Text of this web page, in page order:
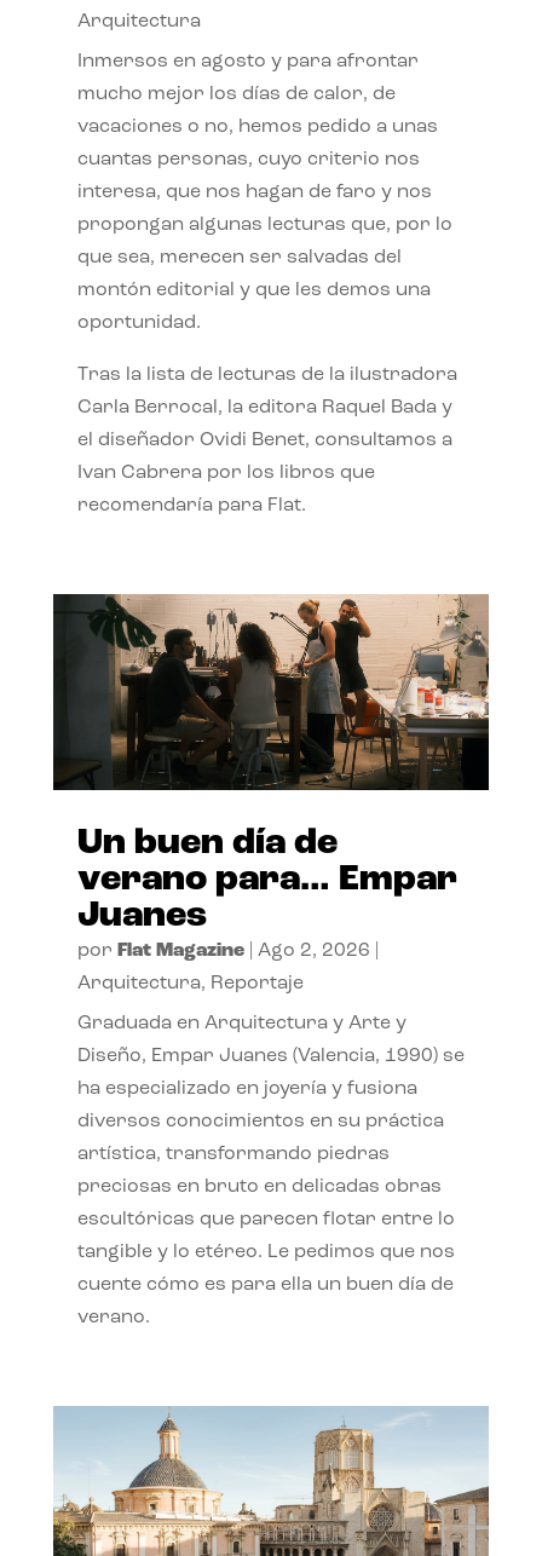
Arquitectura
Inmersos en agosto y para afrontar
mucho mejor los días de calor, de
vacaciones o no, hemos pedido a unas
cuantas personas, cuyo criterio nos
interesa, que nos hagan de faro y nos
propongan algunas lecturas que, por lo
que sea, merecen ser salvadas del
montón editorial y que les demos una
oportunidad.
Tras la lista de lecturas de la ilustradora
Carla Berrocal, la editora Raquel Bada y
el diseñador Ovidi Benet, consultamos a
Ivan Cabrera por los libros que
recomendaría para Flat.
Un buen día de
verano para… Empar
Juanes
por Flat Magazine| Ago 2, 2026
Arquitectura, Reportaje
Graduada en Arquitectura y Arte y
Diseño, Empar Juanes (Valencia, 1990) se
ha especializado en joyería y fusiona
diversos conocimientos en su práctica
artística, transformando piedras
preciosas en bruto en delicadas obras
escultóricas que parecen flotar entre lo
tangible y lo etéreo. Le pedimos que nos
cuente cómo es para ella un buen día de
verano.